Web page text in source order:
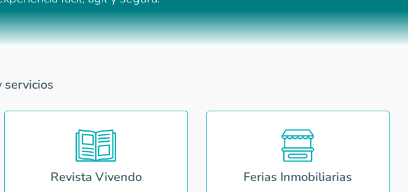
servicios
Revista Vivendo Ferias Inmobiliarias